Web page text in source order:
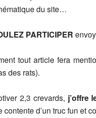
du site…
PARTICIPER
tout article fera
des rats).
2,3 crevards, j’offre
d’un truc fun et